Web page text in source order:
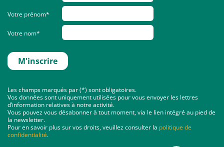
Votre prénom*
Votre nom*
Les champs marqués par (*) sont obligatoires.
Vos données sont uniquement utilisées pour vous envoyer les lettres
d’information relatives à notre activité.
Vous pouvez vous désabonner à tout moment, via le lien intégré au pied de
la newsletter.
Pour en savoir plus sur vos droits, veuillez consulter la politique de
confidentialité.